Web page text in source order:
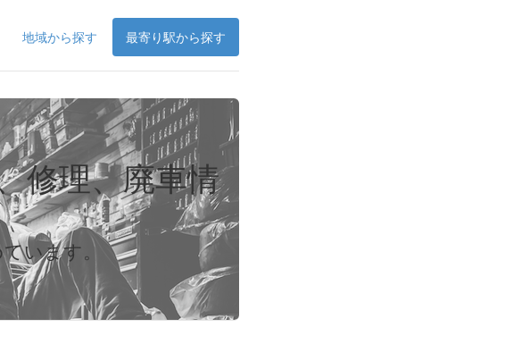
地域から探す 最寄り駅から探す
修理、廃車情
います。